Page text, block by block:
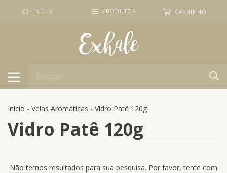
INÍCIO PRODUTOS CARRINHO
Início - Velas Aromáticas - Vidro Patê 120g
Vidro Patê 120g
Não temos resultados para sua pesquisa. Por favor, tente com